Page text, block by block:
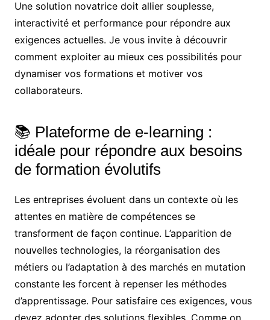
Une solution novatrice doit allier souplesse,
interactivité et performance pour répondre aux
exigences actuelles. Je vous invite à découvrir
comment exploiter au mieux ces possibilités pour
dynamiser vos formations et motiver vos
collaborateurs.
📚 Plateforme de e-learning :
idéale pour répondre aux besoins
de formation évolutifs
Les entreprises évoluent dans un contexte où les
attentes en matière de compétences se
transforment de façon continue. L’apparition de
nouvelles technologies, la réorganisation des
métiers ou l’adaptation à des marchés en mutation
constante les forcent à repenser les méthodes
d’apprentissage. Pour satisfaire ces exigences, vous